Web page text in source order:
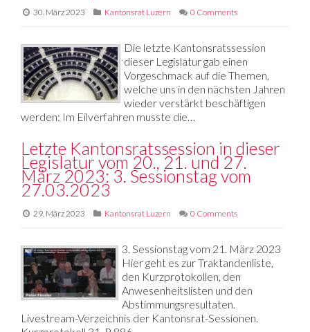
30. März 2023 Kantonsrat Luzern 0 Comments
Die letzte Kantonsratssession
dieser Legislatur gab einen
Vorgeschmack auf die Themen,
welche uns in den nächsten Jahren
wieder verstärkt beschäftigen
werden: Im Eilverfahren musste die…
Letzte Kantonsratssession in dieser
Legislatur vom 20., 21. und 27.
März 2023: 3. Sessionstag vom
27.03.2023
29. März 2023 Kantonsrat Luzern 0 Comments
3. Sessionstag vom 21. März 2023
Hier geht es zur Traktandenliste,
den Kurzprotokollen, den
Anwesenheitslisten und den
Abstimmungsresultaten.
Livestream-Verzeichnis der Kantonsrat-Sessionen.